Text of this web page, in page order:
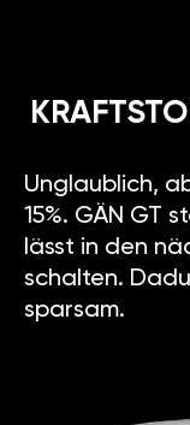
Unglaublich,
15%. GÄN GT
lässt in den
schalten.
sparsam.